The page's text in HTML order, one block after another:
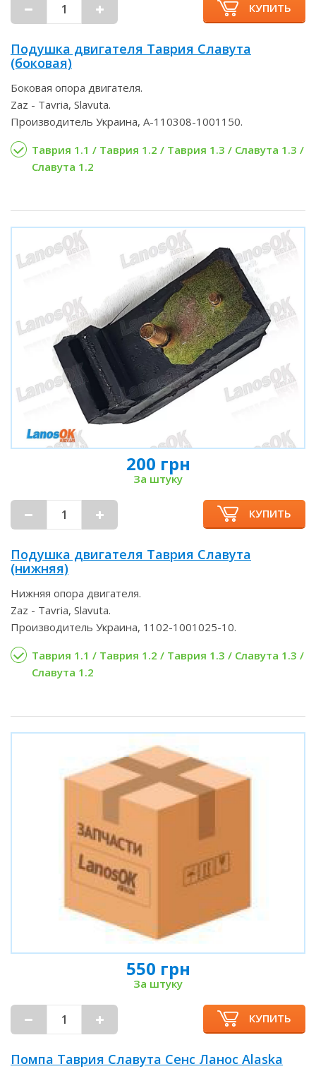
КУПИТЬ
Подушка двигателя Таврия Славута
(боковая)
Боковая опора двигателя.
Zaz - Tavria, Slavuta.
Производитель Украина, A-110308-1001150.
Таврия 1.1 / Таврия 1.2 / Таврия 1.3 / Славута 1.3 /
Славута 1.2
200 грн
За штуку
КУПИТЬ
Подушка двигателя Таврия Славута
(нижняя)
Нижняя опора двигателя.
Zaz - Tavria, Slavuta.
Производитель Украина, 1102-1001025-10.
Таврия 1.1 / Таврия 1.2 / Таврия 1.3 / Славута 1.3 /
Славута 1.2
550 грн
За штуку
КУПИТЬ
Помпа Таврия Славута Сенс Ланос Alaska